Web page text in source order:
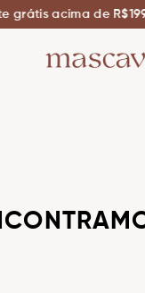
acima de R$199